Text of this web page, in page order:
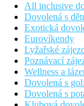
All inclusive
Dovolená s
Exotická
Eurovíkendy
Lyžařské
Poznávací
Wellness a
Dovolená s
Dovolená s